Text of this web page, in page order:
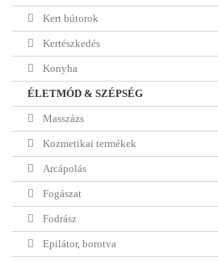
Kert bútorok
Kertészkedés
Konyha
ÉLETMÓD & SZÉPSÉG
Masszázs
Kozmetikai termékek
Arcápolás
Fogászat
Fodrász
Epilátor, borotva